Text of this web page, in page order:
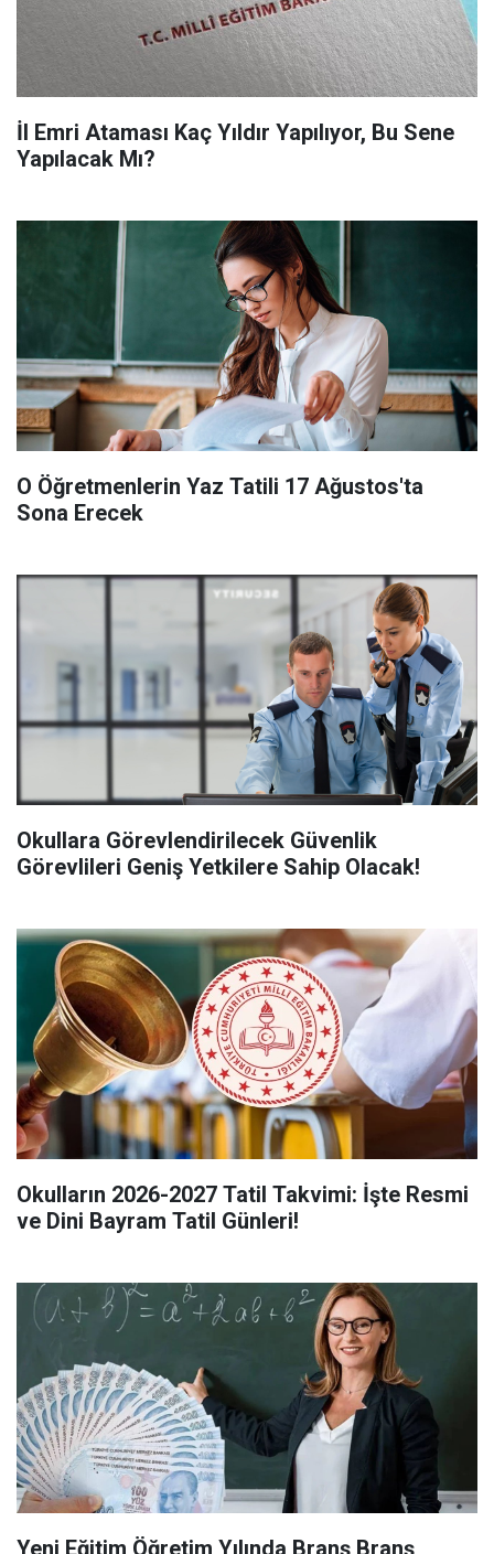
İl Emri Ataması Kaç Yıldır Yapılıyor, Bu Sene
Yapılacak Mı?
O Öğretmenlerin Yaz Tatili 17 Ağustos'ta
Sona Erecek
Okullara Görevlendirilecek Güvenlik
Görevlileri Geniş Yetkilere Sahip Olacak!
Okulların 2026-2027 Tatil Takvimi: İşte Resmi
ve Dini Bayram Tatil Günleri!
Yeni Eğitim Öğretim Yılında Branş Branş